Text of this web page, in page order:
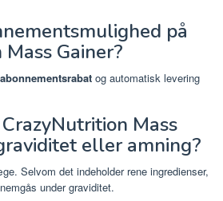
på
Gainer?
abonnementsrabat og automatisk levering
Mass
eller amning?
Selvom det indeholder rene ingredienser,
under graviditet.